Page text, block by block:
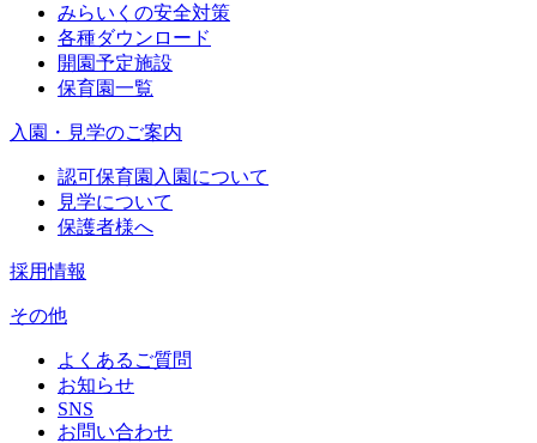
みらいくの安全対策
各種ダウンロード
開園予定施設
保育園一覧
入園・見学のご案内
認可保育園入園について
見学について
保護者様へ
採用情報
その他
よくあるご質問
お知らせ
SNS
お問い合わせ